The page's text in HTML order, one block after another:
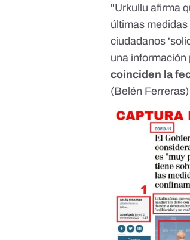
"Urkullu afirma
últimas
ciudadanos
una información
coinciden la
(Belén